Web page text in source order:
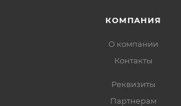
КОМПАНИЯ
О компании
Контакты
Реквизиты
Партнерам